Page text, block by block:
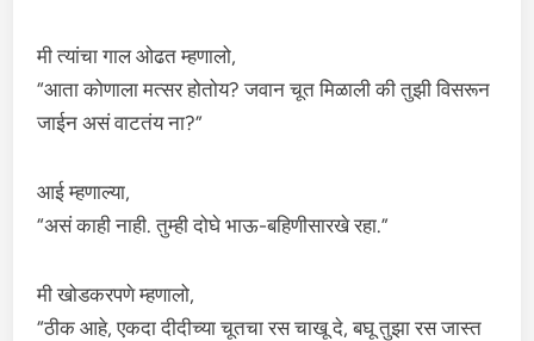
मी त्यांचा गाल ओढत म्हणालो,
“आता कोणाला मत्सर होतोय? जवान चूत मिळाली की तुझी विसरून
जाईन असं वाटतंय ना?”
आई म्हणाल्या,
“असं काही नाही. तुम्ही दोघे भाऊ-बहिणीसारखे रहा.”
मी खोडकरपणे म्हणालो,
“ठीक आहे, एकदा दीदीच्या चूतचा रस चाखू दे, बघू तुझा रस जास्त